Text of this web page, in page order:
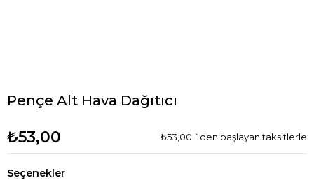
Pençe Alt Hava Dağıtıcı
₺53,00 ₺53,00 `den başlayan taksitlerle
Seçenekler